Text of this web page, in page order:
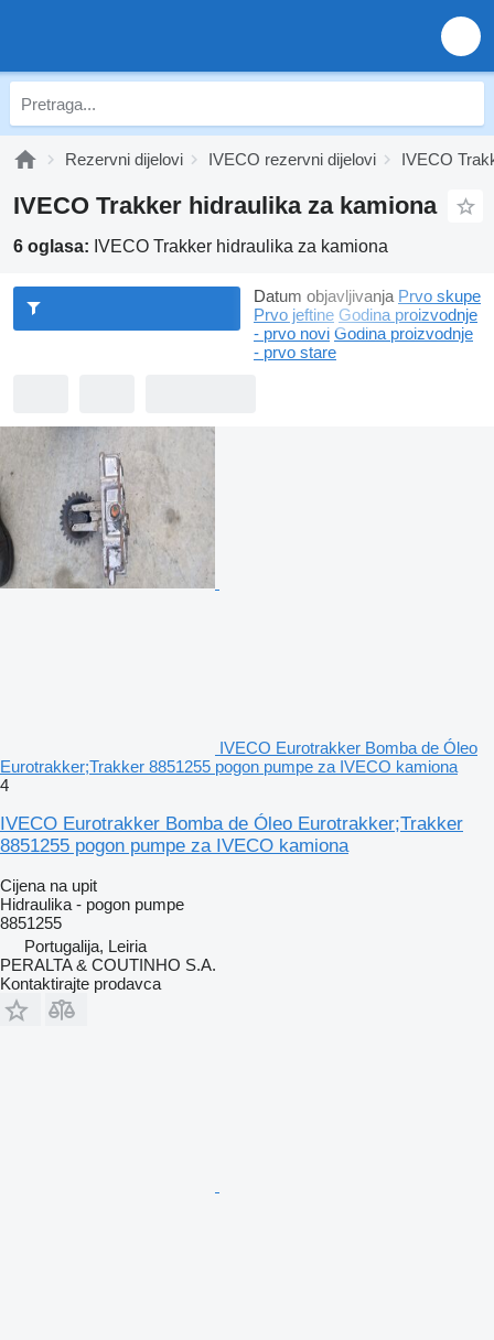
Rezervni dijelovi IVECO rezervni dijelovi IVECO
IVECO Trakker hidraulika za kamiona
6 oglasa: IVECO Trakker hidraulika za kamiona
Datum objavljivanja Prvo skupe
Prvo jeftine Godina proizvodnje
- prvo novi Godina proizvodnje
- prvo stare
IVECO Eurotrakker Bomba de Óleo
Eurotrakker;Trakker 8851255 pogon pumpe za IVECO kamiona
4
IVECO Eurotrakker Bomba de Óleo Eurotrakker;Trakker
8851255 pogon pumpe za IVECO kamiona
Cijena na upit
Hidraulika - pogon pumpe
8851255
Portugalija, Leiria
PERALTA & COUTINHO S.A.
Kontaktirajte prodavca